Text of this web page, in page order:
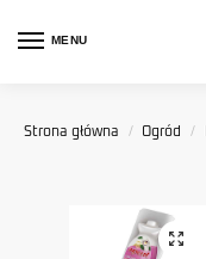
MENU
Strona główna / Ogród /